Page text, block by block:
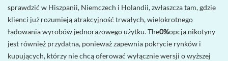
sprawdzić w Hiszpanii, Niemczech i Holandii, zwłaszcza tam, gdzie
klienci już rozumieją atrakcyjność trwałych, wielokrotnego
ładowania wyrobów jednorazowego użytku. The0%opcja nikotyny
jest również przydatna, ponieważ zapewnia pokrycie rynków i
kupujących, którzy nie chcą oferować wyłącznie wersji o wyższej